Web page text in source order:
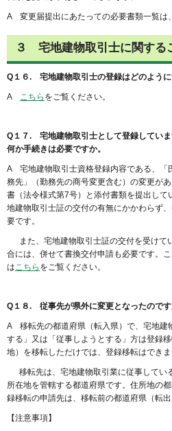
A 変更届提出にあたっての必要書類一覧は、
３ 宅地建物取引士に関する
Q１６. 宅地建物取引士の登録はどのように
A こちら をご覧ください。
Q１７. 宅地建物取引士として登録していま
何か手続きは必要ですか。
A 宅地建物取引士資格登録内容である、「
務先」（勤務先の商号変更含む）の変更が
書（法令様式第7号）と添付書類を提出し
地建物取引士証の交付の有無にかかわらず
要です。
また、宅地建物取引士証の交付を受けて
合には、併せて書換交付申請も必要です。
はこちら をご覧ください。
Q１８. 従事先が県外に変更となったのです
A 移転先の都道府県（転入県）で、宅地建
する」又は「従事しようとする」方は登録
地）を移転しただけでは、登録移転はできま
移転先は、宅地建物取引業に従事してい
所在地を管轄する都道府県です。住所地の
録移転の申請先は、移転前の都道府県（転出
【注意事項】